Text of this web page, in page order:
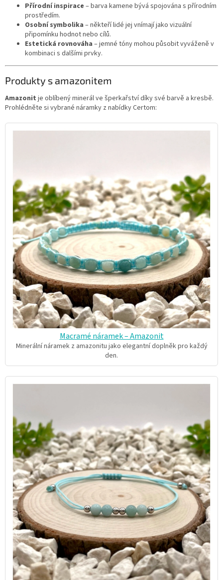
Přírodní inspirace – barva kamene bývá spojována s přírodním
prostředím.
Osobní symbolika – někteří lidé jej vnímají jako vizuální
připomínku hodnot nebo cílů.
Estetická rovnováha – jemné tóny mohou působit vyváženě v
kombinaci s dalšími prvky.
Produkty s amazonitem
Amazonit je oblíbený minerál ve šperkařství díky své barvě a kresbě.
Prohlédněte si vybrané náramky z nabídky Certom:
Macramé náramek – Amazonit
Minerální náramek z amazonitu jako elegantní doplněk pro každý
den.